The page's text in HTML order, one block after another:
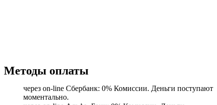
Методы оплаты
через on-line Сбербанк: 0% Комиссии. Деньги поступают
моментально.